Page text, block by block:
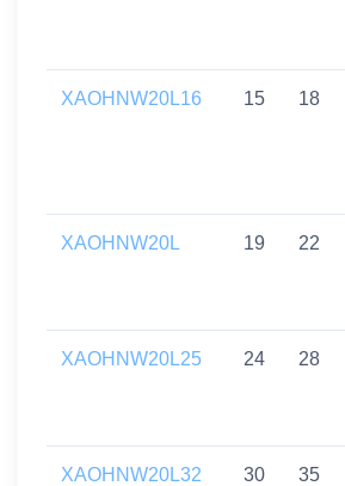
XAOHNW20L16 15 18
XAOHNW20L 19 22
XAOHNW20L25 24 28
XAOHNW20L32 30 35